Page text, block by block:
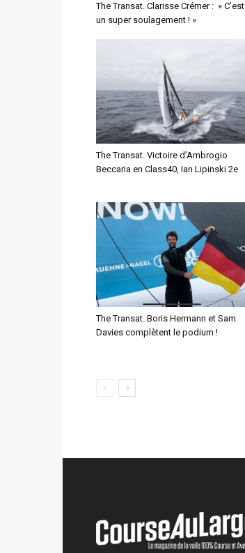
The Transat. Clarisse Crémer : » C’est
un super soulagement ! »
The Transat. Victoire d’Ambrogio
Beccaria en Class40, Ian Lipinski 2e
The Transat. Boris Hermann et Sam
Davies complètent le podium !